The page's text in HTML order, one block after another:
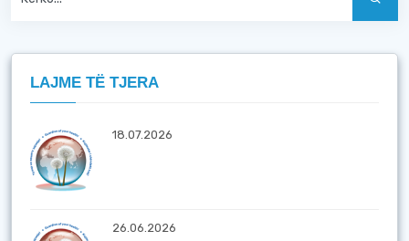
LAJME TË TJERA
18.07.2026
26.06.2026